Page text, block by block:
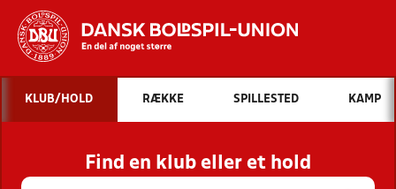
Hvad vil du søge efter?
INDHOLD OG NYHEDER
STILLINGER, RESULTATER, KLUBBER OG
HOLD
KLUB/HOLD RÆKKE SPILLESTED KAMP
Find en klub eller et hold